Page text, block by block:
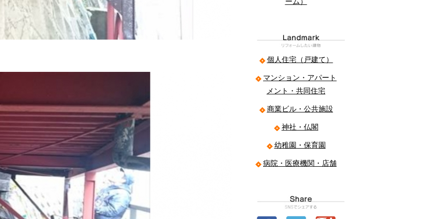
個人住宅（戸建て）
マンション・アパート
メント・共同住宅
商業ビル・公共施設
神社・仏閣
幼稚園・保育園
病院・医療機関・店舗